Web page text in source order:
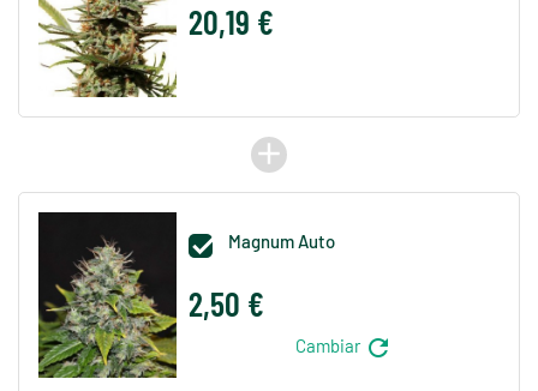
20,19 €
add
 Magnum Auto
2,50 €
Cambiar refresh